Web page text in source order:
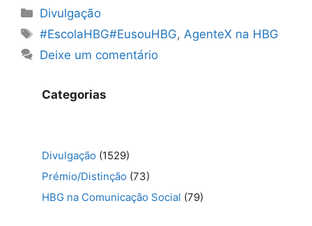
Categorias
Divulgação
Etiquetas
#EscolaHBG#EusouHBG, AgenteX na HBG
Deixe um comentário
Categorias
Divulgação (1529)
Prémio/Distinção (73)
HBG na Comunicação Social (79)